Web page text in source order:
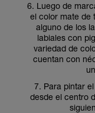
6. Luego de
el color mate de
alguno de los
labiales con
variedad de
cuentan con
7. Para pintar
desde el centro